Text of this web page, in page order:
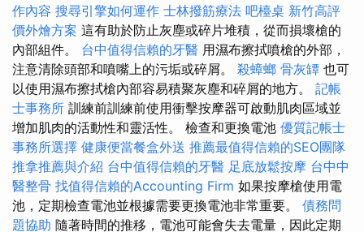
作內容 搜尋引擎如何運作 士林撥筋療法 吧檯桌 新竹高評
價外燴方案 這有助於防止灰塵或碎片堆積，從而損壞槍的
內部組件。 台中值得信賴的牙醫 用濕布擦拭噴槍的外部，
注意清除頭部和噴嘴上的污垢或碎屑。 殺蟑螂 骨灰罈 也可
以使用濕布擦拭槍內部容易積聚灰塵和碎屑的地方。 記帳
士事務所 訓練前訓練前使用衝擊按摩器可啟動肌肉區域並
增加肌肉的活動性和靈活性。 檢查和更換電池 優質記帳士
事務所選擇 健康便當餐盒外送 推薦最值得信賴的SEO團隊
推拿推薦與介紹 台中值得信賴的牙醫 足底放鬆按摩 台中中
醫整骨 找值得信賴的Accounting Firm 如果按摩槍使用電
池，定期檢查電池並根據需要更換電池非常重要。 債務問
題協助 隨著時間的推移，電池可能會失去電量，因此定期